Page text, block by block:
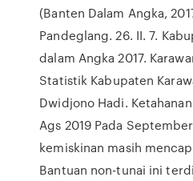
(Banten Dalam Angka,
Pandeglang. 26. II. 7.
dalam Angka 2017.
Statistik Kabupaten
Dwidjono Hadi.
Ags 2019 Pada
kemiskinan masih
Bantuan non-tunai ini